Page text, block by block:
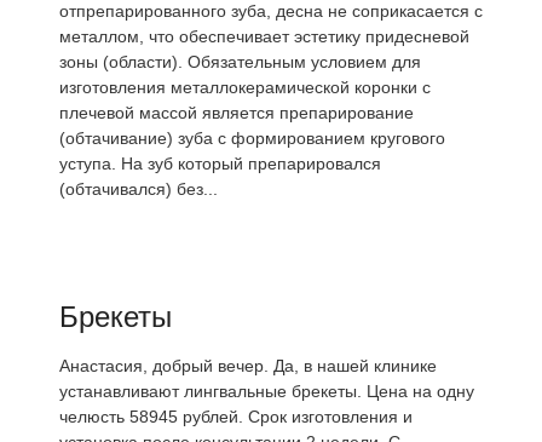
отпрепарированного зуба, десна не соприкасается с
металлом, что обеспечивает эстетику придесневой
зоны (области). Обязательным условием для
изготовления металлокерамической коронки с
плечевой массой является препарирование
(обтачивание) зуба с формированием кругового
уступа. На зуб который препарировался
(обтачивался) без...
Брекеты
Анастасия, добрый вечер. Да, в нашей клинике
устанавливают лингвальные брекеты. Цена на одну
челюсть 58945 рублей. Срок изготовления и